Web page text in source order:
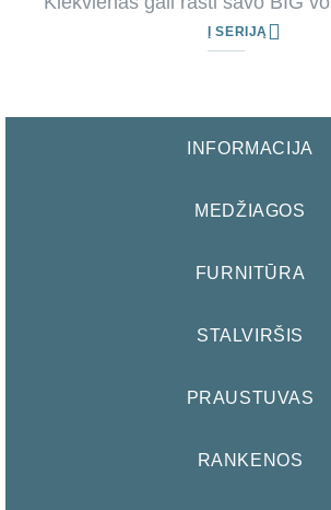
Į SERIJĄ
INFORMACIJA
MEDŽIAGOS
FURNITŪRA
STALVIRŠIS
PRAUSTUVAS
RANKENOS